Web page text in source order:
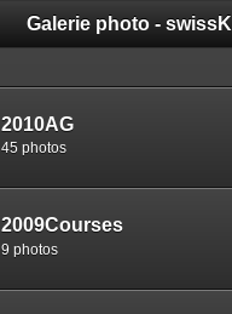
Galerie photo - swissKl
2010AG
45 photos
2009Courses
9 photos